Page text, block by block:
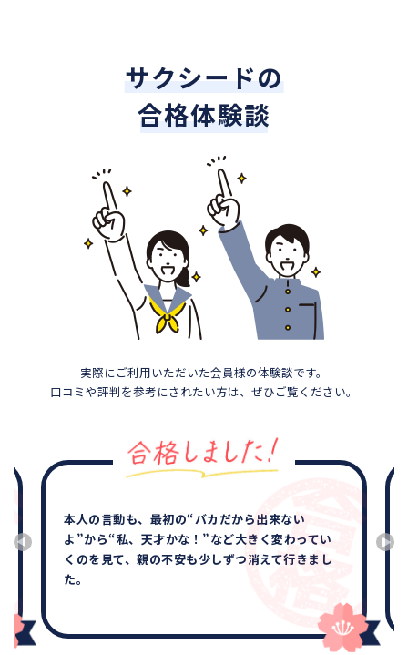
サクシードの
合格体験談
実際にご利用いただいた会員様の体験談です。
口コミや評判を参考にされたい方は、ぜひご覧ください。
本人の言動も、最初の“バカだから出来ない
よ”から“私、天才かな！”など大きく変わってい
くのを見て、親の不安も少しずつ消えて行きまし
た。